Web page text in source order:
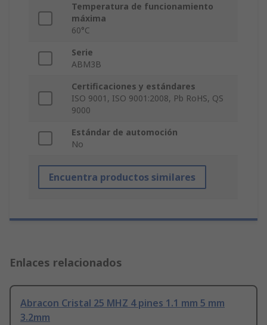
Temperatura de funcionamiento
máxima
60°C
Serie
ABM3B
Certificaciones y estándares
ISO 9001, ISO 9001:2008, Pb RoHS, QS
9000
Estándar de automoción
No
Encuentra productos similares
Enlaces relacionados
Abracon Cristal 25 MHZ 4 pines 1.1 mm 5 mm
3.2mm